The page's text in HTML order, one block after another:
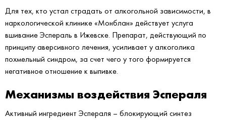
Для тех, кто устал страдать от алкогольной зависимости, в
наркологической клинике «Монблан» действует услуга
вшивание Эспераль в Ижевске. Препарат, действующий по
принципу аверсивного лечения, усиливает у алкоголика
похмельный синдром, за счет чего у того формируется
негативное отношение к выпивке.
Механизмы воздействия Эспераля
Активный ингредиент Эспераля – блокирующий синтез